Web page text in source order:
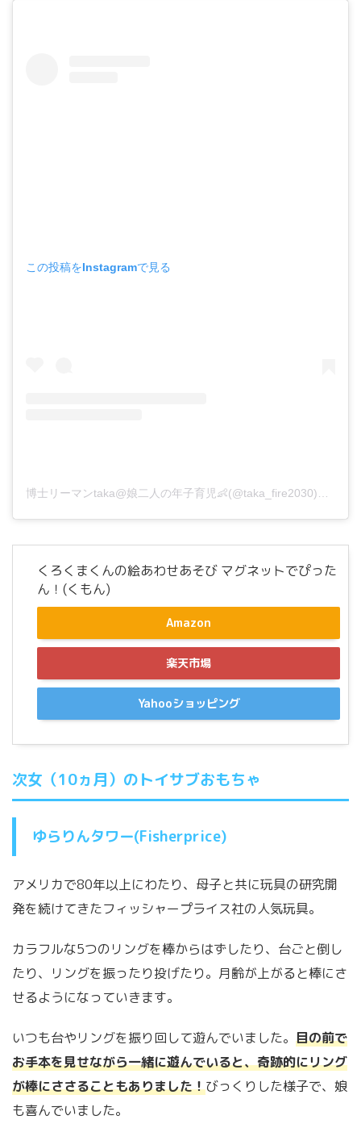
この投稿をInstagramで見る
博士リーマンtaka@娘二人の年子育児👶(@taka_fire2030)がシェアした投稿
くろくまくんの絵あわせあそび マグネットでぴった
ん！(くもん)
Amazon
楽天市場
Yahooショッピング
次女（10ヵ月）のトイサブおもちゃ
ゆらりんタワー(Fisherprice)
アメリカで80年以上にわたり、母子と共に玩具の研究開
発を続けてきたフィッシャープライス社の人気玩具。
カラフルな5つのリングを棒からはずしたり、台ごと倒し
たり、リングを振ったり投げたり。月齢が上がると棒にさ
せるようになっていきます。
いつも台やリングを振り回して遊んでいました。 目の前で
お手本を見せながら一緒に遊んでいると、奇跡的にリング
が棒にささることもありました！びっくりした様子で、娘
も喜んでいました。